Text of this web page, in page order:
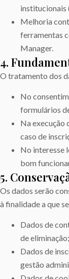
institucionais
Melhoria
ferramentas
Manager.
4.
O tratamento dos
No
formulários
Na execução
caso de
No interesse
bom
5.
Os dados serão
à finalidade a que
Dados de
de eliminação;
Dados de
gestão